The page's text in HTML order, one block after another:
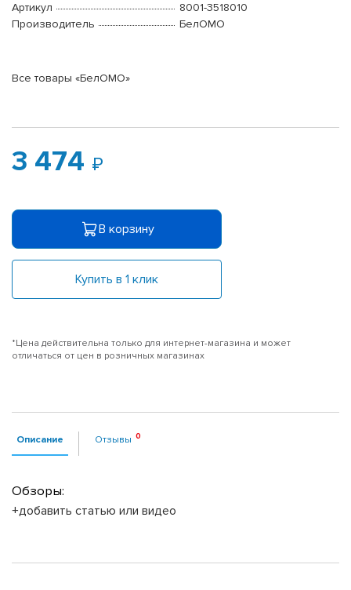
Артикул
8001-3518010
Производитель
БелОМО
Все товары «БелОМО»
3 474
В корзину
Купить в 1 клик
*Цена действительна только для интернет-магазина и может
отличаться от цен в розничных магазинах
Описание Отзывы
Обзоры:
+добавить статью или видео